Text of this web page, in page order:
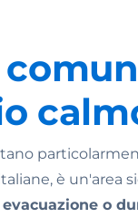
è un'area
o